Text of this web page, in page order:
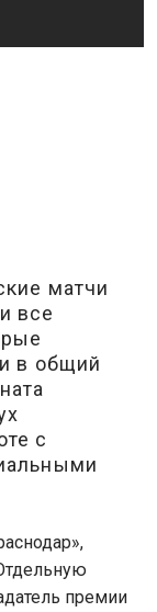
матчи
все
в общий
с
премии